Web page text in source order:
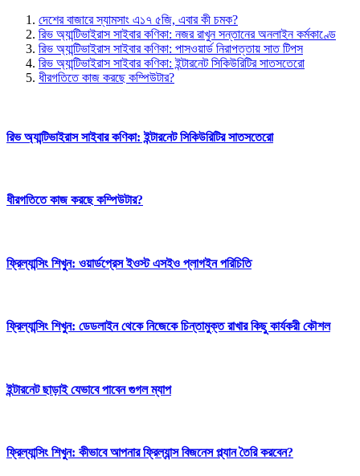
দেশের বাজারে স্যামসাং এ১৭ ৫জি, এবার কী চমক?
রিভ অ্যান্টিভাইরাস সাইবার কণিকা: নজর রাখুন সন্তানের অনলাইন কর্মকাণ্ডে
রিভ অ্যান্টিভাইরাস সাইবার কণিকা: পাসওয়ার্ড নিরাপত্তায় সাত টিপস
রিভ অ্যান্টিভাইরাস সাইবার কণিকা: ইন্টারনেট সিকিউরিটির সাতসতেরো
ধীরগতিতে কাজ করছে কম্পিউটার?
রিভ অ্যান্টিভাইরাস সাইবার কণিকা: ইন্টারনেট সিকিউরিটির সাতসতেরো
ধীরগতিতে কাজ করছে কম্পিউটার?
ফ্রিল্যান্সিং শিখুন: ওয়ার্ডপ্রেস ইওস্ট এসইও প্লাগইন পরিচিতি
ফ্রিল্যান্সিং শিখুন: ডেডলাইন থেকে নিজেকে চিন্তামুক্ত রাখার কিছু কার্যকরী কৌশল
ইন্টারনেট ছাড়াই যেভাবে পাবেন গুগল ম্যাপ
ফ্রিল্যান্সিং শিখুন: কীভাবে আপনার ফ্রিল্যান্স বিজনেস প্ল্যান তৈরি করবেন?